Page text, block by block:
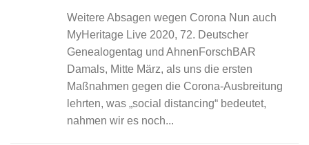
Weitere Absagen wegen Corona Nun auch
MyHeritage Live 2020, 72. Deutscher
Genealogentag und AhnenForschBAR
Damals, Mitte März, als uns die ersten
Maßnahmen gegen die Corona-Ausbreitung
lehrten, was „social distancing“ bedeutet,
nahmen wir es noch...